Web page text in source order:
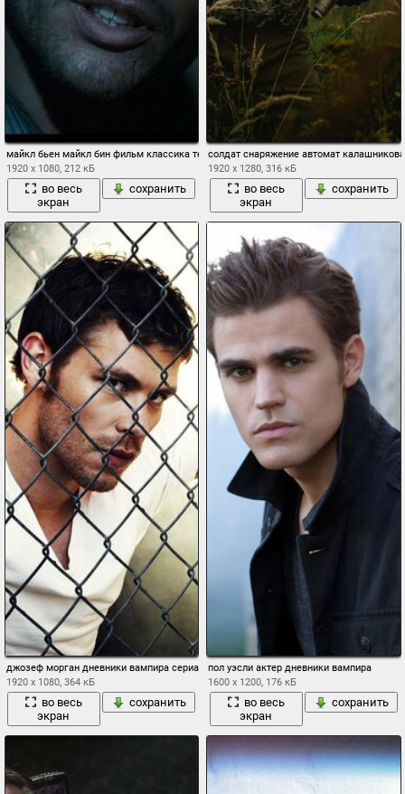
майкл бьен майкл бин фильм классика терминатор кайл риз
1920 x 1080, 212 кБ
во весь
экран
сохранить
солдат снаряжение автомат
1920 x 1280, 316 кБ
во весь
экран
сохранить
джозеф морган дневники вампира сериал клаус решетка сетка взгляд
1920 x 1080, 364 кБ
во весь
экран
сохранить
пол уэсли актер дневники вампира
1600 x 1200, 176 кБ
во весь
экран
сохранить